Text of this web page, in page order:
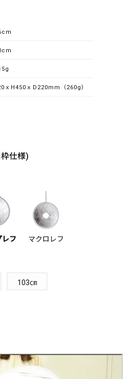
ｘH450ｘD220mm（260g）
仕様)
レフ マクロレフ
103㎝